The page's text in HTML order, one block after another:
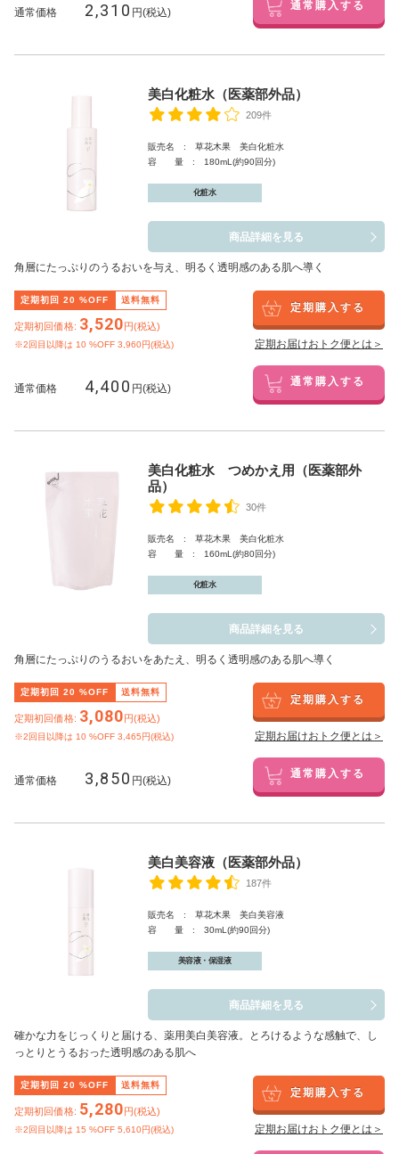
通常価格 2,310 円(税込) 通常購入する
美白化粧水（医薬部外品）
209件
販売名 : 草花木果 美白化粧水
容 量 : 180mL(約90回分)
化粧水
商品詳細を見る
角層にたっぷりのうるおいを与え、明るく透明感のある肌へ導く
定期初回 20 %OFF 送料無料
定期初回価格: 3,520円(税込)
※2回目以降は 10 %OFF 3,960円(税込)
定期購入する
定期お届けおトク便とは＞
通常価格 4,400 円(税込) 通常購入する
美白化粧水 つめかえ用（医薬部外
品）
30件
販売名 : 草花木果 美白化粧水
容 量 : 160mL(約80回分)
化粧水
商品詳細を見る
角層にたっぷりのうるおいをあたえ、明るく透明感のある肌へ導く
定期初回 20 %OFF 送料無料
定期初回価格: 3,080円(税込)
※2回目以降は 10 %OFF 3,465円(税込)
定期購入する
定期お届けおトク便とは＞
通常価格 3,850 円(税込) 通常購入する
美白美容液（医薬部外品）
187件
販売名 : 草花木果 美白美容液
容 量 : 30mL(約90回分)
美容液・保湿液
商品詳細を見る
確かな力をじっくりと届ける、薬用美白美容液。とろけるような感触で、し
っとりとうるおった透明感のある肌へ
定期初回 20 %OFF 送料無料
定期初回価格: 5,280円(税込)
※2回目以降は 15 %OFF 5,610円(税込)
定期購入する
定期お届けおトク便とは＞